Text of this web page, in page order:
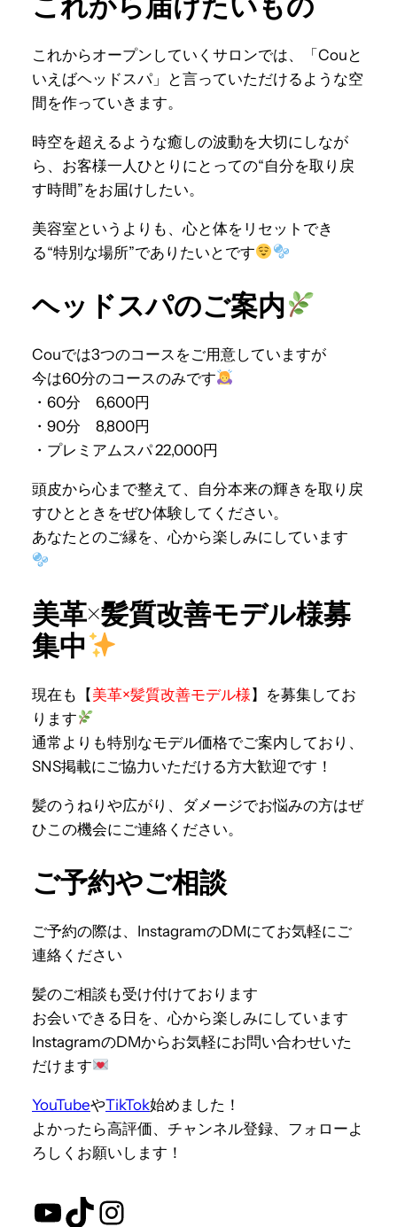
これからオープンしていくサロンでは、「Couと
いえばヘッドスパ」と言っていただけるような空
間を作っていきます。
時空を超えるような癒しの波動を大切にしなが
ら、お客様一人ひとりにとっての“自分を取り戻
す時間”をお届けしたい。
美容室というよりも、心と体をリセットでき
る“特別な場所”でありたいとです
ヘッドスパのご案内
Couでは3つのコースをご用意していますが
今は60分のコースのみです
・60分 6,600円
・90分 8,800円
・プレミアムスパ 22,000円
頭皮から心まで整えて、自分本来の輝きを取り戻
すひとときをぜひ体験してください。
あなたとのご縁を、心から楽しみにしています
美革×髪質改善モデル様募
集中
現在も【美革×髪質改善モデル様】を募集してお
ります
通常よりも特別なモデル価格でご案内しており、
SNS掲載にご協力いただける方大歓迎です！
髪のうねりや広がり、ダメージでお悩みの方はぜ
ひこの機会にご連絡ください。
ご予約やご相談
ご予約の際は、InstagramのDMにてお気軽にご
連絡ください
髪のご相談も受け付けております
お会いできる日を、心から楽しみにしています
InstagramのDMからお気軽にお問い合わせいた
だけます
YouTubeやTikTok始めました！
よかったら高評価、チャンネル登録、フォローよ
ろしくお願いします！
YouTube TikTok Instagram